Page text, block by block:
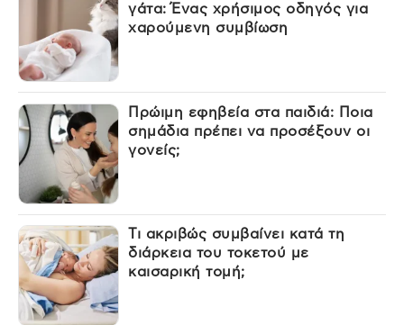
γάτα: Ένας χρήσιμος οδηγός για
χαρούμενη συμβίωση
Πρώιμη εφηβεία στα παιδιά: Ποια
σημάδια πρέπει να προσέξουν οι
γονείς;
Τι ακριβώς συμβαίνει κατά τη
διάρκεια του τοκετού με
καισαρική τομή;